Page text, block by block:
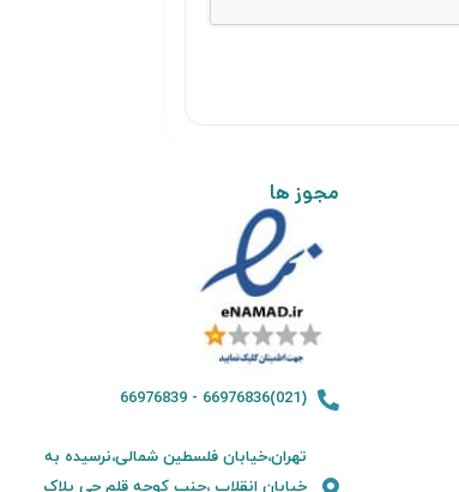
مجوز ها
(021)66976836 - 66976839
تهران،خیابان فلسطین شمالی،نرسیده به
خیابان انقلاب ،جنب کوچه قلم چی پلاک